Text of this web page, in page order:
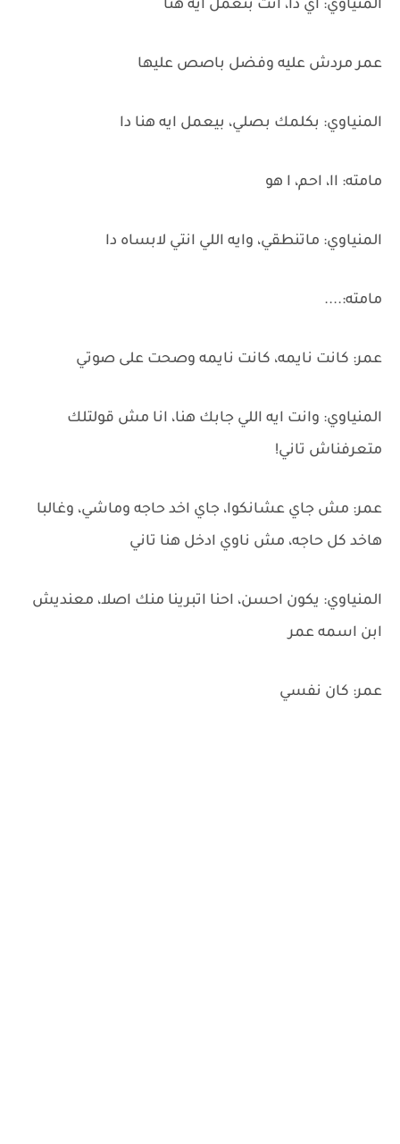
المنياوي: اي دا، انت بتعمل ايه هنا
عمر مردش عليه وفضل باصص عليها
المنياوي: بكلمك بصلي، بيعمل ايه هنا دا
مامته: اا، احم، ا هو
المنياوي: ماتنطقي، وايه اللي انتي لابساه دا
مامته:....
عمر: كانت نايمه، كانت نايمه وصحت على صوتي
المنياوي: وانت ايه اللي جابك هنا، انا مش قولتلك
متعرفناش تاني!
عمر: مش جاي عشانكوا، جاي اخد حاجه وماشي، وغالبا
هاخد كل حاجه، مش ناوي ادخل هنا تاني
المنياوي: يكون احسن، احنا اتبرينا منك اصلا، معنديش
ابن اسمه عمر
عمر: كان نفسي